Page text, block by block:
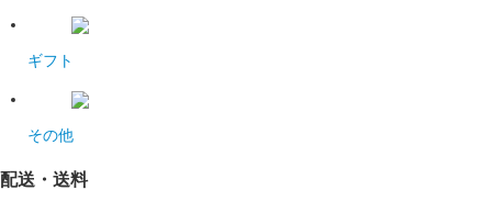
ギフト
その他
配送・送料